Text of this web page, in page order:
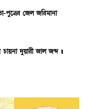
পুত্রের জেল জরিমানা
দুয়ারী জাল জব্দ ॥